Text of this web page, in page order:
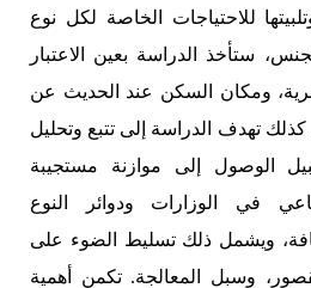
للاحتياجات الخاصة لكل نوع
ستأخذ الدراسة بعين الاعتبار
ومكان السكن عند الحديث عن
تهدف الدراسة إلى تتبع وتحليل
الوصول إلى موازنة مستجيبة
في الوزارات ودوائر النوع
ويشمل ذلك تسليط الضوء على
وسبل المعالجة. تكمن أهمية